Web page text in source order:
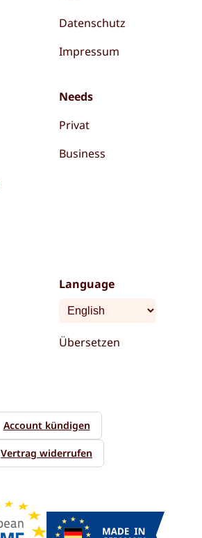
Datenschutz
Impressum
Needs
Privat
Business
Language
Übersetzen
Account kündigen
Vertrag widerrufen